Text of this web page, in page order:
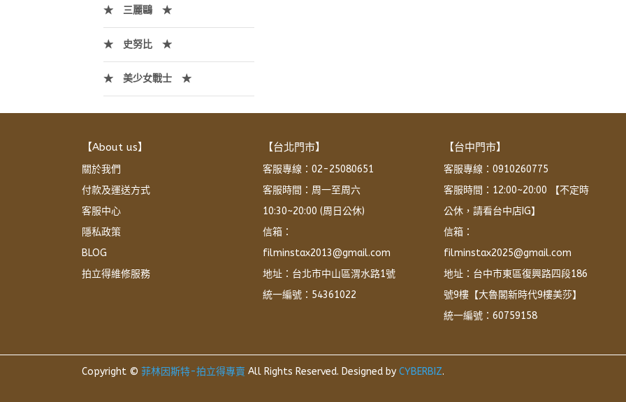
★ 三麗鷗 ★
★ 史努比 ★
★ 美少女戰士 ★
【About us】
關於我們
付款及運送方式
客服中心
隱私政策
BLOG
拍立得維修服務
【台北門市】
客服專線：02-25080651
客服時間：周一至周六
10:30~20:00 (周日公休)
信箱：
filminstax2013@gmail.com
地址：台北市中山區渭水路1號
統一編號：54361022
【台中門市】
客服專線：0910260775
客服時間：12:00~20:00 【不定時
公休，請看台中店IG】
信箱：
filminstax2025@gmail.com
地址：台中市東區復興路四段186
號9樓【大魯閣新時代9樓美莎】
統一編號：60759158
Copyright © 菲林因斯特-拍立得專賣 All Rights Reserved. Designed by CYBERBIZ.